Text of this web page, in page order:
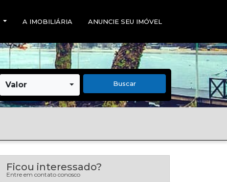
A IMOBILIÁRIA ANUNCIE SEU IMÓVEL
Valor Buscar
Ficou interessado?
Entre em contato conosco